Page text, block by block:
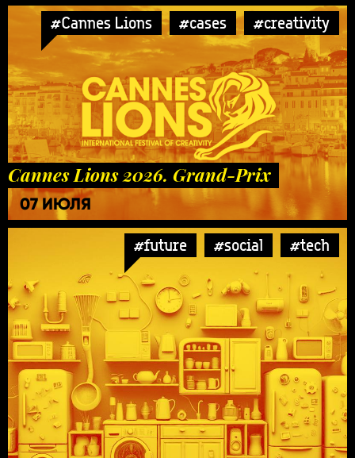
#Cannes Lions #cases #creativity
Cannes Lions 2026. Grand-Prix
07 ИЮЛЯ
#future #social #tech